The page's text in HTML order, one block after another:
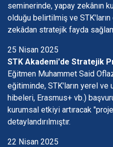
seminerinde, yapay zekânın
olduğu belirtilmiş ve
zekâdan stratejik fayda
25 Nisan 2025
STK Akademi'de Stratejik
Eğitmen Muhammet Said
eğitiminde, STK'ların yerel ve
hibeleri, Erasmus+ vb.)
kurumsal etkiyi artıracak
detaylandırılmıştır.
22 Nisan 2025